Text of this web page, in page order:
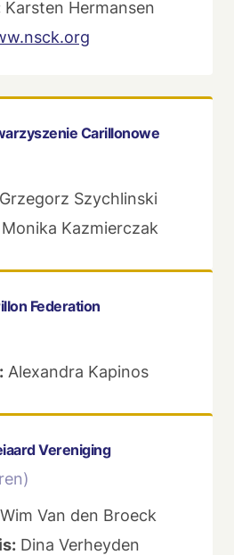
Karsten Hermansen
Carillonowe
Grzegorz Szychlinski
Kazmierczak
Federation
Alexandra Kapinos
Vereniging
Wim Van den Broeck
Dina Verheyden